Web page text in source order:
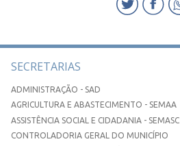
SECRETARIAS
ADMINISTRAÇÃO - SAD
AGRICULTURA E ABASTECIMENTO - SEMAA
ASSISTÊNCIA SOCIAL E CIDADANIA - SEMASC
CONTROLADORIA GERAL DO MUNICÍPIO